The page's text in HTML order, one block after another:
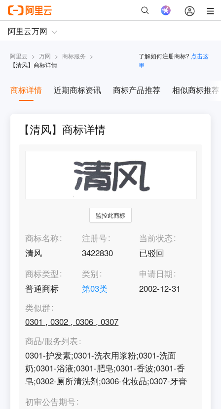
阿里云 > 万网 > 商标服务 >
【清风】商标详情
了解如何注册商标? 点击这
里
商标详情 近期商标资讯 商标产品推荐 相似商标推荐
【清风】商标详情
监控此商标
商标名称
清风
注册号
3422830
当前状态
已驳回
商标类型
普通商标
类别
第03类
申请日期
2002-12-31
类似群
0301 ,0302 ,0306 ,0307
商品/服务列表
0301-护发素;0301-洗衣用浆粉;0301-洗面
奶;0301-浴液;0301-肥皂;0301-香波;0301-香
皂;0302-厕所清洗剂;0306-化妆品;0307-牙膏
初审公告期号